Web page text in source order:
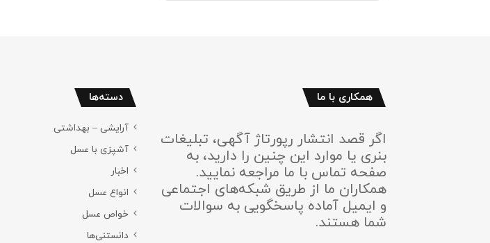
همکاری با ما
اگر قصد انتشار رپورتاژ آگهی، تبلیغات
بنری یا موارد این چنین را دارید، به
صفحه تماس با ما مراجعه نمایید.
همکاران ما از طریق شبکه‌های اجتماعی
و ایمیل آماده پاسخگویی به سوالات
شما هستند.
دسته‌ها
آرایشی – بهداشتی
آشپزی با عسل
اخبار
انواع عسل
خواص عسل
دانستنی‌ها